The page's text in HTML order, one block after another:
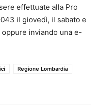
effettuate alla Pro
il giovedì, il sabato e
inviando una e-
Regione Lombardia